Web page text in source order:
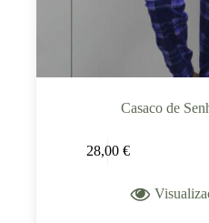
Casaco de
28,00 €